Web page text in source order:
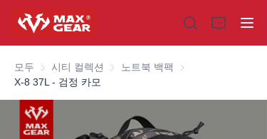
모두 시티 컬렉션 시티 컬렉션
노트북 백팩
노트북 백팩
X-8 37L - 검정 카모
홈